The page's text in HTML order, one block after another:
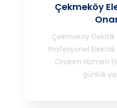
Çekmeköy
Çekmeköy Elektrik
Profesyonel Elektrik
Onarım Hizmeti
günlük